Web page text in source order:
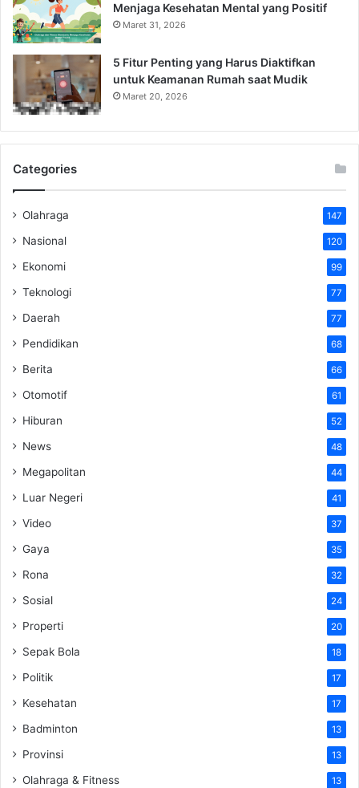
Menjaga Kesehatan Mental yang Positif
Maret 31, 2026
5 Fitur Penting yang Harus Diaktifkan
untuk Keamanan Rumah saat Mudik
Maret 20, 2026
Categories
Olahraga 147
Nasional 120
Ekonomi 99
Teknologi 77
Daerah 77
Pendidikan 68
Berita 66
Otomotif 61
Hiburan 52
News 48
Megapolitan 44
Luar Negeri 41
Video 37
Gaya 35
Rona 32
Sosial 24
Properti 20
Sepak Bola 18
Politik 17
Kesehatan 17
Badminton 13
Provinsi 13
Olahraga & Fitness 13